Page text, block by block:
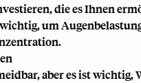
die es Ihnen
um
aber es ist wichtig,